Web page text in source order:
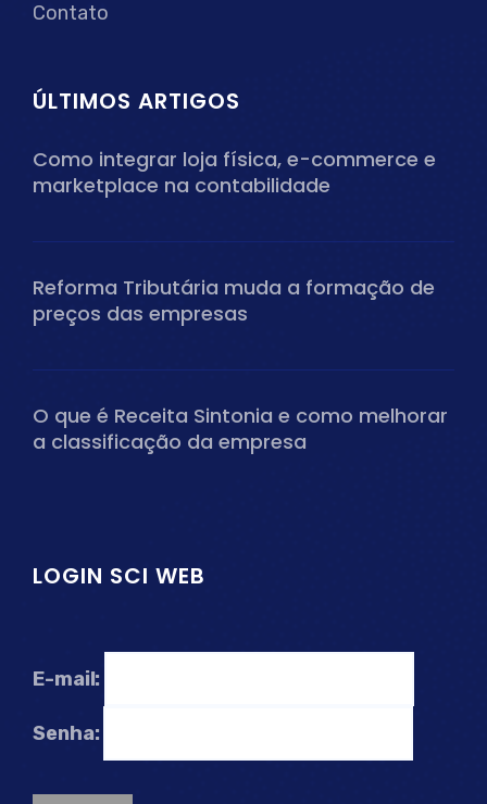
Contato
ÚLTIMOS ARTIGOS
Como integrar loja física, e-commerce e
marketplace na contabilidade
Reforma Tributária muda a formação de
preços das empresas
O que é Receita Sintonia e como melhorar
a classificação da empresa
LOGIN SCI WEB
E-mail:
Senha: